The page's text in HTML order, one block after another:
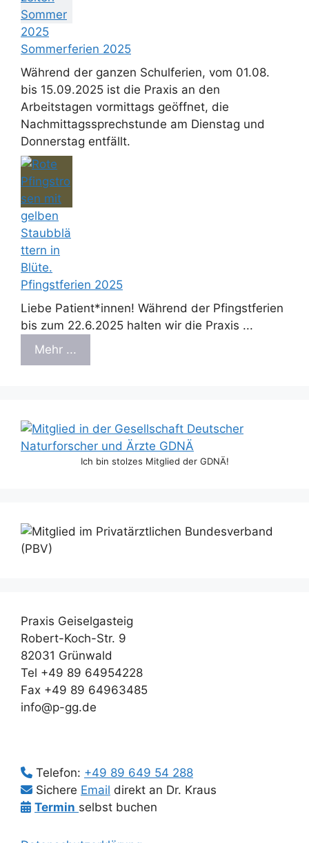
Sommerferien 2025
Während der ganzen Schulferien, vom 01.08.
bis 15.09.2025 ist die Praxis an den
Arbeitstagen vormittags geöffnet, die
Nachmittagssprechstunde am Dienstag und
Donnerstag entfällt.
Pfingstferien 2025
Liebe Patient*innen! Während der Pfingstferien
bis zum 22.6.2025 halten wir die Praxis ...
Mehr ...
Ich bin stolzes Mitglied der GDNÄ!
Praxis Geiselgasteig
Robert-Koch-Str. 9
82031 Grünwald
Tel +49 89 64954228
Fax +49 89 64963485
info@p-gg.de
Telefon: +49 89 649 54 288
Sichere Email direkt an Dr. Kraus
Termin selbst buchen